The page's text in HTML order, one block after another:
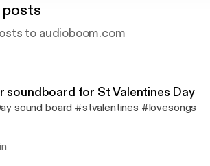
posts
to audioboom.com
soundboard for St Valentines Day
sound board #stvalentines #lovesongs